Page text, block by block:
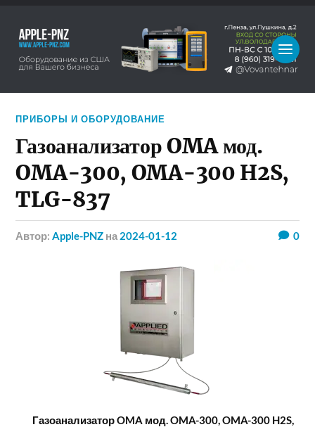
ПРИБОРЫ И ОБОРУДОВАНИЕ
Газоанализатор OMA мод.
OMA-300, OMA-300 H2S,
TLG-837
Автор:Apple-PNZ на 2024-01-12 0
Газоанализатор OMA мод. OMA-300, OMA-300 H2S,